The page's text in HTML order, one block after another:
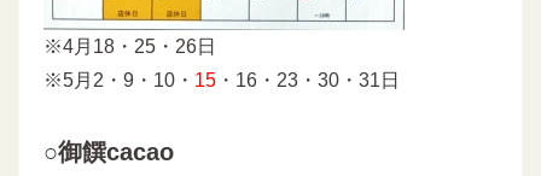
※4月18・25・26日
※5月2・9・10・ 15 ・16・23・30・31日
○御饌cacao